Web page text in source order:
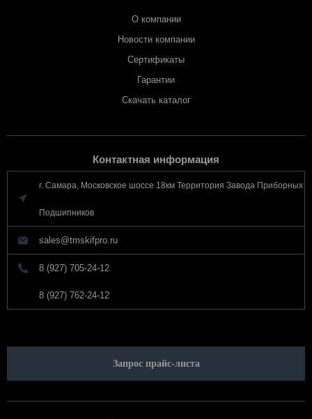
О компании
Новости компании
Сертификаты
Гарантии
Скачать каталог
Контактная информация
г. Самара, Московское шоссе 18км Территория Завода Приборных
Подшипников
sales@tmskifpro.ru
8 (927) 705-24-12
8 (927) 762-24-12
Запрос прайс-листа